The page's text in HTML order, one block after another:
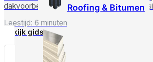
Roofing & Bitumen
dakvoorbereiding, reparatie, mengen,
Leestijd: 6 minuten
Bekijk gids